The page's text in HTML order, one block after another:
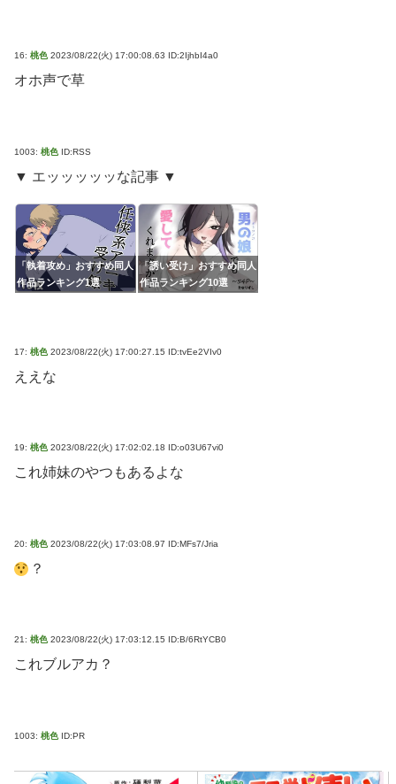
16: 桃色 2023/08/22(火) 17:00:08.63 ID:2IjhbI4a0
オホ声で草
1003: 桃色 ID:RSS
▼ エッッッッッな記事 ▼
「執着攻め」おすすめ同人
作品ランキング1選
「誘い受け」おすすめ同人
作品ランキング10選
17: 桃色 2023/08/22(火) 17:00:27.15 ID:tvEe2VIv0
ええな
19: 桃色 2023/08/22(火) 17:02:02.18 ID:o03U67vi0
これ姉妹のやつもあるよな
20: 桃色 2023/08/22(火) 17:03:08.97 ID:MFs7/Jria
？
21: 桃色 2023/08/22(火) 17:03:12.15 ID:B/6RtYCB0
これブルアカ？
1003: 桃色 ID:PR